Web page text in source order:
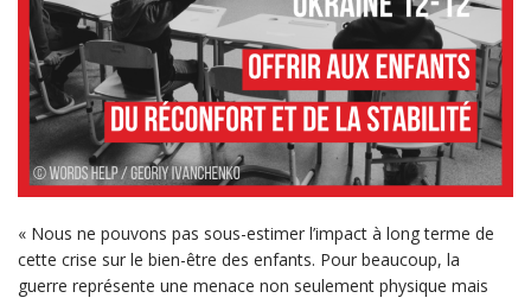
« Nous ne pouvons pas sous-estimer l’impact à long terme de
cette crise sur le bien-être des enfants. Pour beaucoup, la
guerre représente une menace non seulement physique mais